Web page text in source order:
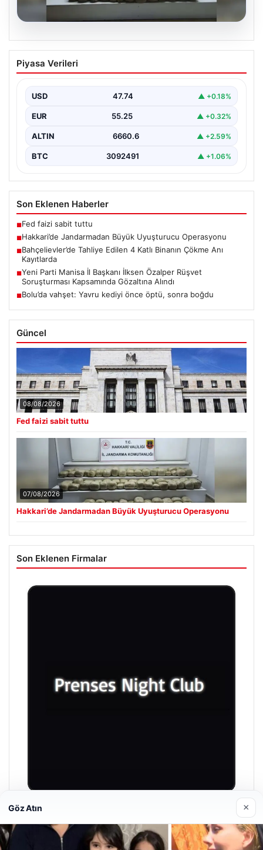
07.08.2026
Hakkari’de Jandarmadan Büyük
Uyuşturucu Operasyonu
gerçekleştirilen başarılı bir operasyonda, yüklü miktarda
esrar ele geçirildi.…
Piyasa Verileri
USD 47.74 ▲ +0.18%
EUR 55.25 ▲ +0.32%
ALTIN 6660.6 ▲ +2.59%
BTC 3092491 ▲ +1.06%
Son Eklenen Haberler
■Fed faizi sabit tuttu
■Hakkari’de Jandarmadan Büyük Uyuşturucu Operasyonu
■Bahçelievler’de Tahliye Edilen 4 Katlı Binanın Çökme Anı
Kayıtlarda
■Yeni Parti Manisa İl Başkanı İlksen Özalper Rüşvet
Soruşturması Kapsamında Gözaltına Alındı
■Bolu’da vahşet: Yavru kediyi önce öptü, sonra boğdu
Güncel
08/08/2026
Fed faizi sabit tuttu
07/08/2026
Hakkari’de Jandarmadan Büyük Uyuşturucu Operasyonu
Son Eklenen Firmalar
29/04/2026
Göz Atın ×